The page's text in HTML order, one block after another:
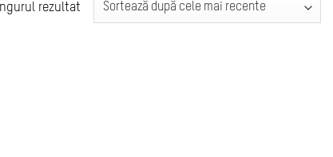
rezultat